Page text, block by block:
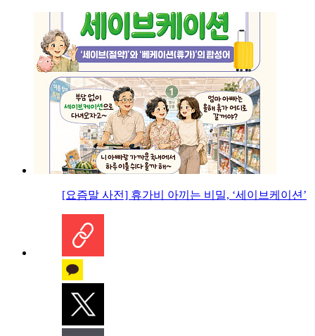
[요즘말 사전] 휴가비 아끼는 비밀, ‘세이브케이션’